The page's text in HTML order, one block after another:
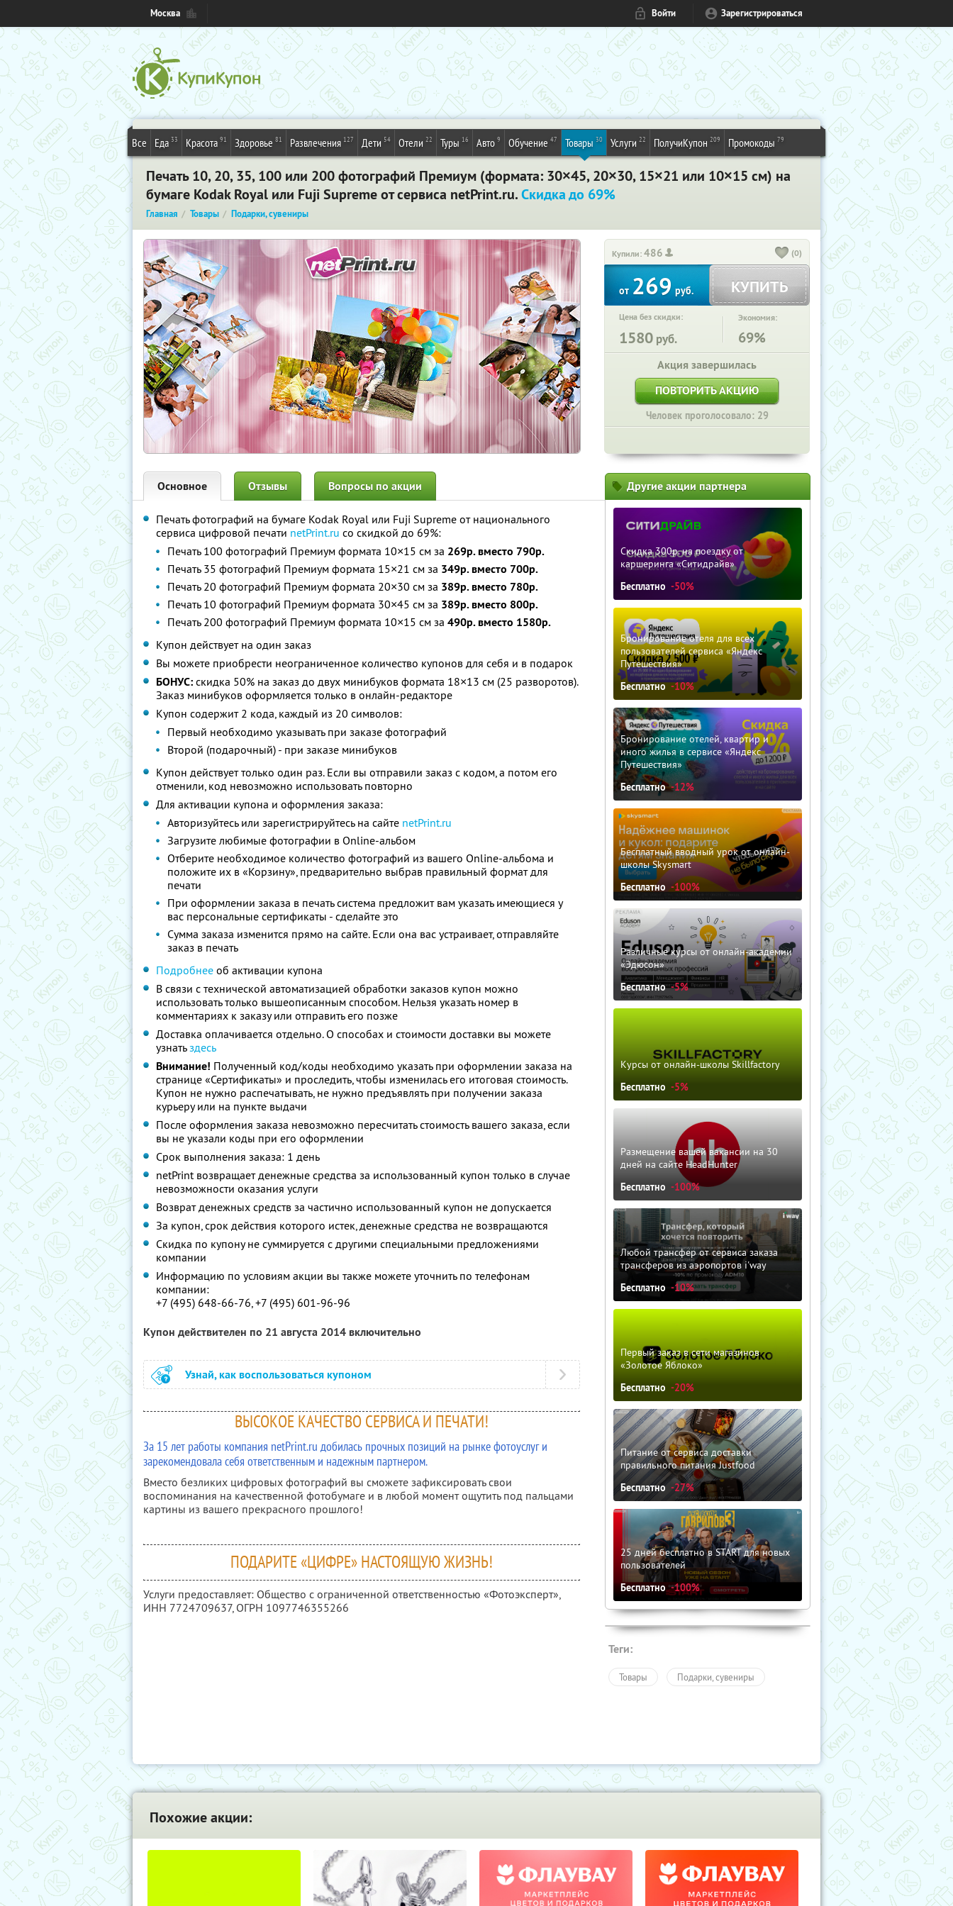
Москва Войти Зарегистрироваться
Все Еда 33 Красота 91 Здоровье 81 Развлечения 127 Дети 54 Отели 22 Туры 16 Авто 9 Обучение 47 Товары 30 Услуги 22 ПолучиКупон 209 Промокоды 79
Печать 10, 20, 35, 100 или 200 фотографий Премиум (формата: 30×45, 20×30, 15×21 или 10×15 см) на
бумаге Kodak Royal или Fuji Supreme от сервиса netPrint.ru.Скидка до 69%
Главная Товары Подарки, сувениры
Купили:486 (0)
от269руб. КУПИТЬ
Цена без скидки:
1580 руб.
Экономия:
69%
Акция завершилась
ПОВТОРИТЬ АКЦИЮ
Человек проголосовало: 29
Основное Отзывы Вопросы по акции
Печать фотографий на бумаге Kodak Royal или Fuji Supreme от национального
сервиса цифровой печати netPrint.ru со скидкой до 69%:
Печать 100 фотографий Премиум формата 10×15 см за 269р. вместо 790р.
Печать 35 фотографий Премиум формата 15×21 см за 349р. вместо 700р.
Печать 20 фотографий Премиум формата 20×30 см за 389р. вместо 780р.
Печать 10 фотографий Премиум формата 30×45 см за 389р. вместо 800р.
Печать 200 фотографий Премиум формата 10×15 см за 490р. вместо 1580р.
Купон действует на один заказ
Вы можете приобрести неограниченное количество купонов для себя и в подарок
БОНУС: скидка 50% на заказ до двух минибуков формата 18×13 см (25 разворотов).
Заказ минибуков оформляется только в онлайн-редакторе
Купон содержит 2 кода, каждый из 20 символов:
Первый необходимо указывать при заказе фотографий
Второй (подарочный) - при заказе минибуков
Купон действует только один раз. Если вы отправили заказ с кодом, а потом его
отменили, код невозможно использовать повторно
Для активации купона и оформления заказа:
Авторизуйтесь или зарегистрируйтесь на сайте netPrint.ru
Загрузите любимые фотографии в Online-альбом
Отберите необходимое количество фотографий из вашего Online-альбома и
положите их в «Корзину», предварительно выбрав правильный формат для
печати
При оформлении заказа в печать система предложит вам указать имеющиеся у
вас персональные сертификаты - сделайте это
Сумма заказа изменится прямо на сайте. Если она вас устраивает, отправляйте
заказ в печать
Подробнее об активации купона
В связи с технической автоматизацией обработки заказов купон можно
использовать только вышеописанным способом. Нельзя указать номер в
комментариях к заказу или отправить его позже
Доставка оплачивается отдельно. О способах и стоимости доставки вы можете
узнатьздесь
Внимание! Полученный код/коды необходимо указать при оформлении заказа на
странице «Сертификаты» и проследить, чтобы изменилась его итоговая стоимость.
Купон не нужно распечатывать, не нужно предъявлять при получении заказа
курьеру или на пункте выдачи
После оформления заказа невозможно пересчитать стоимость вашего заказа, если
вы не указали коды при его оформлении
Срок выполнения заказа: 1 день
netPrint возвращает денежные средства за использованный купон только в случае
невозможности оказания услуги
Возврат денежных средств за частично использованный купон не допускается
За купон, срок действия которого истек, денежные средства не возвращаются
Скидка по купону не суммируется с другими специальными предложениями
компании
Информацию по условиям акции вы также можете уточнить по телефонам
компании:
+7 (495) 648-66-76, +7 (495) 601-96-96
Купон действителен по 21 августа 2014 включительно
Узнай, как воспользоваться купоном
ВЫСОКОЕ КАЧЕСТВО СЕРВИСА И ПЕЧАТИ!
За 15 лет работы компания netPrint.ru добилась прочных позиций на рынке фотоуслуг и
зарекомендовала себя ответственным и надежным партнером.
Вместо безликих цифровых фотографий вы сможете зафиксировать свои
воспоминания на качественной фотобумаге и в любой момент ощутить под пальцами
картины из вашего прекрасного прошлого!
ПОДАРИТЕ «ЦИФРЕ» НАСТОЯЩУЮ ЖИЗНЬ!
Услуги предоставляет: Общество с ограниченной ответственностью «Фотоэксперт»,
ИНН 7724709637, ОГРН 1097746355266
Другие акции партнера
Скидка 300р. на поездку от
каршеринга «Ситидрайв»
Бесплатно -50%
Бронирование отеля для всех
пользователей сервиса «Яндекс
Путешествия»
Бесплатно -10%
Бронирование отелей, квартир и
иного жилья в сервисе «Яндекс
Путешествия»
Бесплатно -12%
Бесплатный вводный урок от онлайн-
школы Skysmart
Бесплатно -100%
Различные курсы от онлайн-академии
«Эдюсон»
Бесплатно -5%
Курсы от онлайн-школы Skillfactory
Бесплатно -5%
Размещение вашей вакансии на 30
дней на сайте HeadHunter
Бесплатно -100%
Любой трансфер от сервиса заказа
трансферов из аэропортов i'way
Бесплатно -10%
Первый заказ в сети магазинов
«Золотое Яблоко»
Бесплатно -20%
Питание от сервиса доставки
правильного питания Justfood
Бесплатно -27%
25 дней бесплатно в START для новых
пользователей
Бесплатно -100%
Теги:
Товары Подарки, сувениры
Похожие акции: